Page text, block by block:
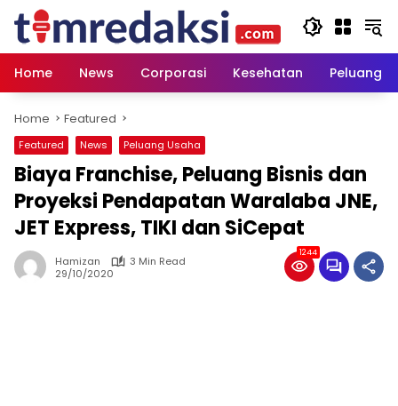
content
Home
News Corporasi Kesehatan Peluang
Home Featured
Featured News Peluang Usaha
Biaya Franchise, Peluang Bisnis dan
Proyeksi Pendapatan Waralaba JNE,
JET Express, TIKI dan SiCepat
Hamizan
3 Min Read
29/10/2020
1244